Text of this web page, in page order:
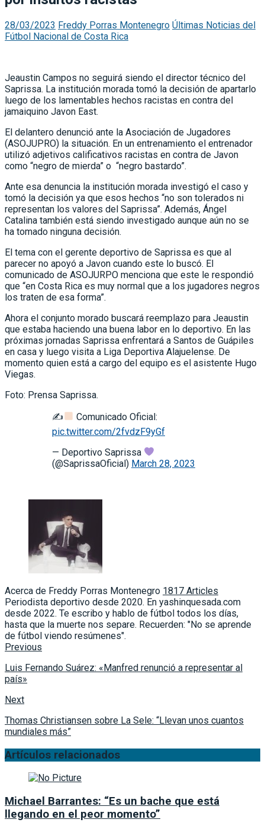
28/03/2023 Freddy Porras Montenegro Últimas Noticias del
Fútbol Nacional de Costa Rica
Jeaustin Campos no seguirá siendo el director técnico del
Saprissa. La institución morada tomó la decisión de apartarlo
luego de los lamentables hechos racistas en contra del
jamaiquino Javon East.
El delantero denunció ante la Asociación de Jugadores
(ASOJUPRO) la situación. En un entrenamiento el entrenador
utilizó adjetivos calificativos racistas en contra de Javon
como “negro de mierda” o “negro bastardo”.
Ante esa denuncia la institución morada investigó el caso y
tomó la decisión ya que esos hechos “no son tolerados ni
representan los valores del Saprissa”. Además, Ángel
Catalina también está siendo investigado aunque aún no se
ha tomado ninguna decisión.
El tema con el gerente deportivo de Saprissa es que al
parecer no apoyó a Javon cuando este lo buscó. El
comunicado de ASOJURPO menciona que este le respondió
que “en Costa Rica es muy normal que a los jugadores negros
los traten de esa forma”.
Ahora el conjunto morado buscará reemplazo para Jeaustin
que estaba haciendo una buena labor en lo deportivo. En las
próximas jornadas Saprissa enfrentará a Santos de Guápiles
en casa y luego visita a Liga Deportiva Alajuelense. De
momento quien está a cargo del equipo es el asistente Hugo
Viegas.
Foto: Prensa Saprissa.
✍
Comunicado Oficial:
pic.twitter.com/2fvdzF9yGf
— Deportivo Saprissa
(@SaprissaOficial) March 28, 2023
Acerca de Freddy Porras Montenegro 1817 Articles
Periodista deportivo desde 2020. En yashinquesada.com
desde 2022. Te escribo y hablo de fútbol todos los días,
hasta que la muerte nos separe. Recuerden: "No se aprende
de fútbol viendo resúmenes".
Previous
Luis Fernando Suárez: «Manfred renunció a representar al
país»
Next
Thomas Christiansen sobre La Sele: “Llevan unos cuantos
mundiales más”
Artículos relacionados
Michael Barrantes: “Es un bache que está
llegando en el peor momento”